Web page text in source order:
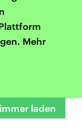
Mehr
laden